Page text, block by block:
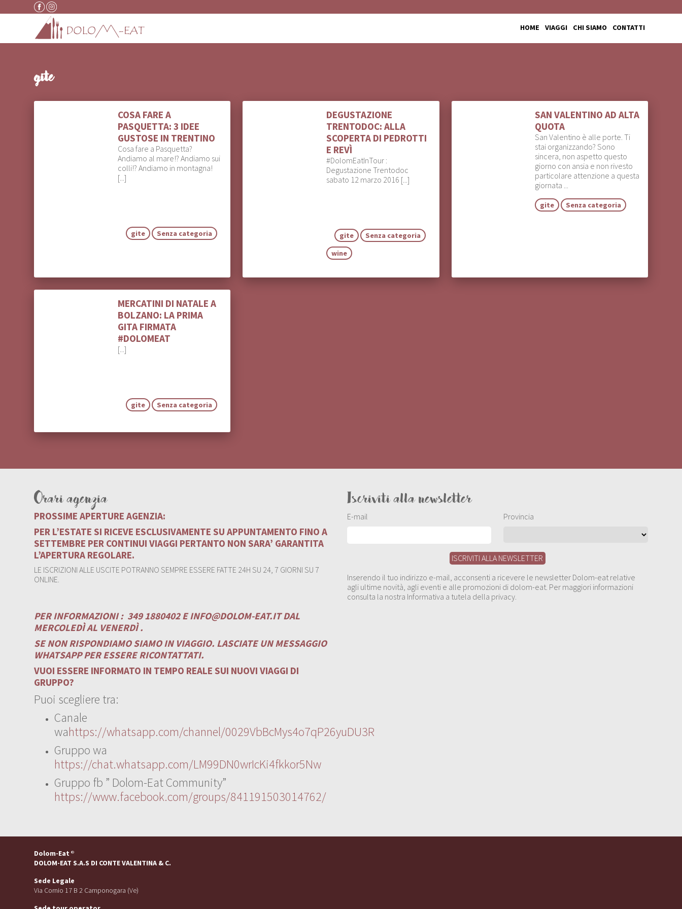
Vai al contenuto
HOME VIAGGI CHI SIAMO CONTATTI
gite
COSA FARE A
PASQUETTA: 3 IDEE
GUSTOSE IN TRENTINO
Cosa fare a Pasquetta?
Andiamo al mare!? Andiamo sui
colli!? Andiamo in montagna!
[...]
gite Senza categoria
DEGUSTAZIONE
TRENTODOC: ALLA
SCOPERTA DI PEDROTTI
E REVÌ
#DolomEatInTour :
Degustazione Trentodoc
sabato 12 marzo 2016 [...]
gite
Senza categoria
wine
SAN VALENTINO AD ALTA
QUOTA
San Valentino è alle porte. Ti
stai organizzando? Sono
sincera, non aspetto questo
giorno con ansia e non rivesto
particolare attenzione a questa
giornata ...
gite Senza categoria
MERCATINI DI NATALE A
BOLZANO: LA PRIMA
GITA FIRMATA
#DOLOMEAT
[...]
gite Senza categoria
Orari agenzia
PROSSIME APERTURE AGENZIA:
PER L’ESTATE SI RICEVE ESCLUSIVAMENTE SU APPUNTAMENTO FINO A
SETTEMBRE PER CONTINUI VIAGGI PERTANTO NON SARA’ GARANTITA
L’APERTURA REGOLARE.
LE ISCRIZIONI ALLE USCITE POTRANNO SEMPRE ESSERE FATTE 24H SU 24, 7 GIORNI SU 7
ONLINE.
PER INFORMAZIONI : 349 1880402 EINFO@DOLOM-EAT.ITDAL
MERCOLEDÌ AL VENERDÌ .
SE NON RISPONDIAMO SIAMO IN VIAGGIO. LASCIATE UN MESSAGGIO
WHATSAPP PER ESSERE RICONTATTATI.
VUOI ESSERE INFORMATO IN TEMPO REALE SUI NUOVI VIAGGI DI
GRUPPO?
Puoi scegliere tra:
Canale
wahttps://whatsapp.com/channel/0029VbBcMys4o7qP26yuDU3R
Gruppo wa
https://chat.whatsapp.com/LM99DN0wrIcKi4fkkor5Nw
Gruppo fb ” Dolom-Eat Community”
https://www.facebook.com/groups/841191503014762/
Iscriviti alla newsletter
E-mail Provincia
Inserendo il tuo indirizzo e-mail, acconsenti a ricevere le newsletter Dolom-eat relative
agli ultime novità, agli eventi e alle promozioni di dolom-eat. Per maggiori informazioni
consulta la nostra Informativa a tutela della privacy.
Dolom-Eat ®
DOLOM-EAT S.A.S DI CONTE VALENTINA & C.
Sede Legale
Via Cornio 17 B 2 Camponogara (Ve)